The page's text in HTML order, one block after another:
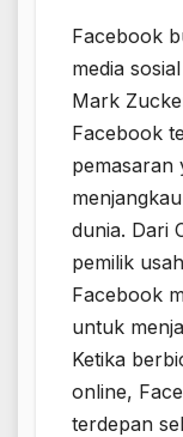
Facebook
media
Mark
Facebook
pemasaran
dunia. Dari
pemilik
Facebook
untuk
Ketika
online,
terdepan